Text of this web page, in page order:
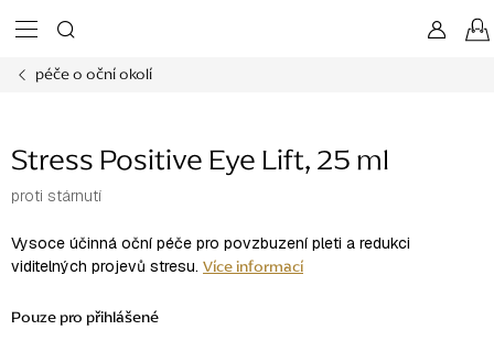
na
péče o oční okolí
Stress Positive Eye Lift, 25 ml
proti stárnutí
Vysoce účinná oční péče pro povzbuzení pleti a redukci
viditelných projevů stresu. Více informací
Pouze pro přihlášené